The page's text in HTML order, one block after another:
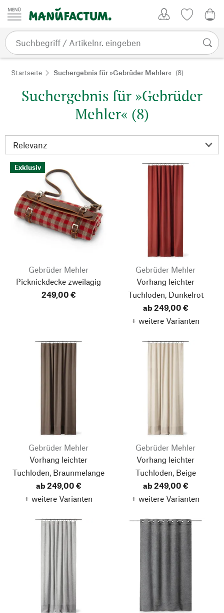
Zum Inhalt springen
Startseite Suchergebnis für »Gebrüder Mehler« (8)
Suchergebnis für »Gebrüder
Mehler« (8)
Exklusiv
Gebrüder Mehler
Picknickdecke zweilagig
249,00 €
Gebrüder Mehler
Vorhang leichter
Tuchloden, Dunkelrot
ab 249,00 €
+ weitere Varianten
Gebrüder Mehler
Vorhang leichter
Tuchloden, Braunmelange
ab 249,00 €
+ weitere Varianten
Gebrüder Mehler
Vorhang leichter
Tuchloden, Beige
ab 249,00 €
+ weitere Varianten